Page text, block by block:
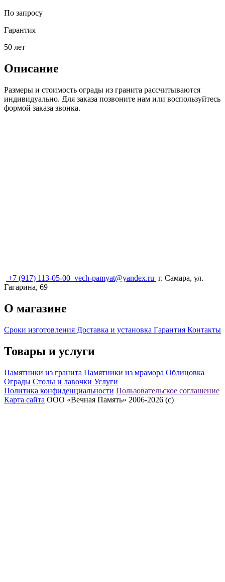
По запросу
Гарантия
50 лет
Описание
Размеры и стоимость ограды из гранита рассчитываются
индивидуально. Для заказа позвоните нам или воспользуйтесь
формой заказа звонка.
+7 (917) 113-05-00 vech-pamyat@yandex.ru г. Самара, ул.
Гагарина, 69
О магазине
Сроки изготовления Доставка и установка Гарантия Контакты
Товары и услуги
Памятники из гранита Памятники из мрамора Облицовка
Ограды Столы и лавочки Услуги
Политика конфиденциальности Пользовательское соглашение
Карта сайта ООО «Вечная Память» 2006-2026 (с)